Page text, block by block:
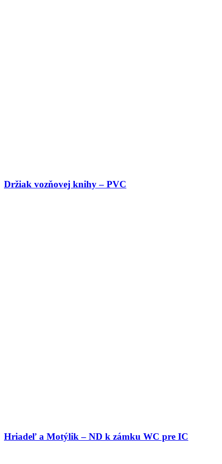
Držiak vozňovej knihy – PVC
Hriadeľ a Motýlik – ND k zámku WC pre IC